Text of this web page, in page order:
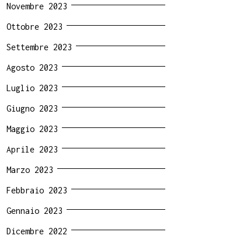
Novembre 2023
Ottobre 2023
Settembre 2023
Agosto 2023
Luglio 2023
Giugno 2023
Maggio 2023
Aprile 2023
Marzo 2023
Febbraio 2023
Gennaio 2023
Dicembre 2022